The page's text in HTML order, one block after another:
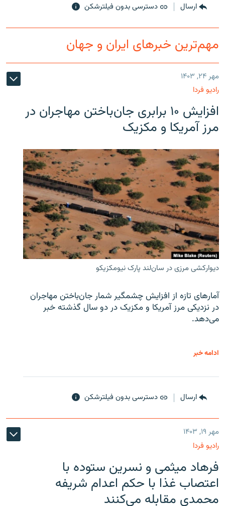
ارسال دسترسی بدون فیلترشکن
مهم‌ترین خبرهای ایران و جهان
مهر ۲۴, ۱۴۰۳
رادیو فردا
افزایش ۱۰ برابری جان‌باختن مهاجران در
مرز آمریکا و مکزیک
دیوارکشی مرزی در سان‌لند پارک نیومکزیکو
آمارهای تازه از افزایش چشمگیر شمار جان‌باختن مهاجران
در نزدیکی مرز آمریکا و مکزیک در دو سال گذشته خبر
می‌دهد.
ادامه خبر
ارسال دسترسی بدون فیلترشکن
مهر ۱۹, ۱۴۰۳
رادیو فردا
فرهاد میثمی و نسرین ستوده با
اعتصاب غذا با حکم اعدام شریفه
محمدی مقابله می‌کنند